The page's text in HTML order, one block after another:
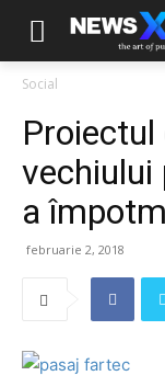
Social
vechiului
a
februarie 2, 2018